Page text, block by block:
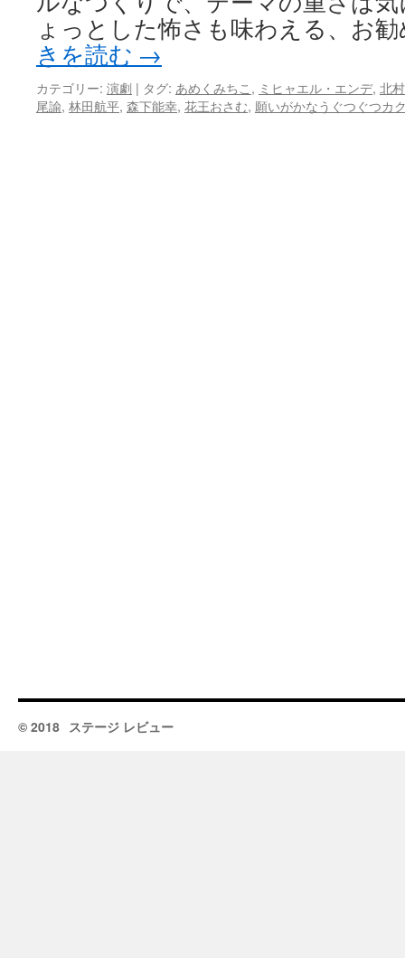
ょっとした怖さも味わえる、お
きを読む →
カテゴリー: 演劇 | タグ: あめくみちこ , ミヒャエル・エンデ, 北
尾諭, 林田航平, 森下能幸, 花王おさむ, 願いがかなうぐつぐつカ
© 2018 ステージ レビュー